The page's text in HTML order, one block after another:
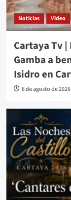
Noticias Video
Cartaya Tv
Gamba a
Isidro en
6 de agosto de 2026